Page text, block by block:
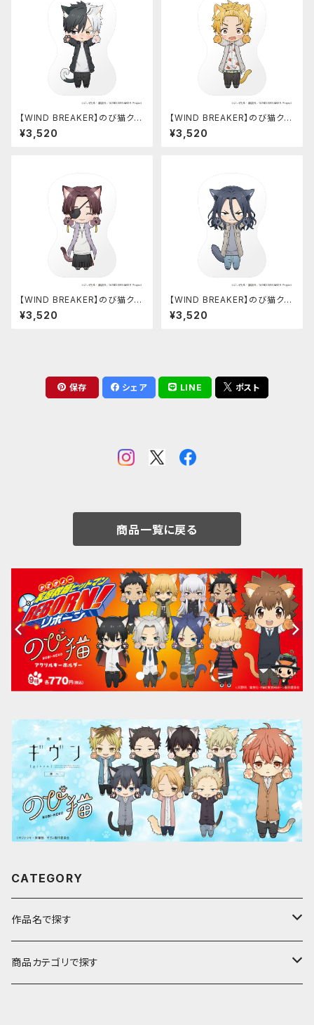
【WIND BREAKER】のび猫クッ
ション（桜 遥）
¥3,520
【WIND BREAKER】のび猫クッ
ション（楡井 秋彦）
¥3,520
【WIND BREAKER】のび猫クッ
ション（蘇枋 隼飛）
¥3,520
【WIND BREAKER】のび猫クッ
ション（杉下 京太郎）
¥3,520
保存 シェア LINE ポスト
商品一覧に戻る
CATEGORY
作品名で探す
ア行
商品カテゴリで探す